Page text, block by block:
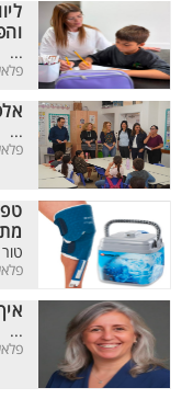
...
...
...